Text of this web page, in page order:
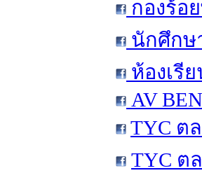
กองร้อ
นักศึกษ
ห้องเรี
AV
TYC ต
TYC ต